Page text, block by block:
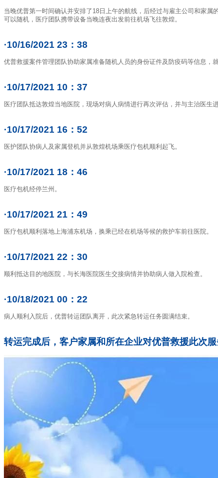
当晚优普第一时间确认并安排了18日上午的航线，后经过与雇主公司和家
可以随机，医疗团队携带设备当晚连夜出发前往机场飞往敦煌。
·10/16/2021 23：38
优普救援案件管理团队协助家属准备随机人员的身份证件及防疫码等信息，
·10/17/2021 10：37
医疗团队抵达敦煌当地医院，现场对病人病情进行再次评估，并与主治医生
·10/17/2021 16：52
医护团队协病人及家属登机并从敦煌机场乘医疗包机顺利起飞。
·10/17/2021 18：46
医疗包机经停兰州。
·10/17/2021 21：49
医疗包机顺利落地上海浦东机场，换乘已经在机场等候的救护车前往医院。
·10/17/2021 22：30
顺利抵达目的地医院，与长海医院医生交接病情并协助病人做入院检查。
·10/18/2021 00：22
病人顺利入院后，优普转运团队离开，此次紧急转运任务圆满结束。
转运完成后，客户家属和所在企业对优普救援此次